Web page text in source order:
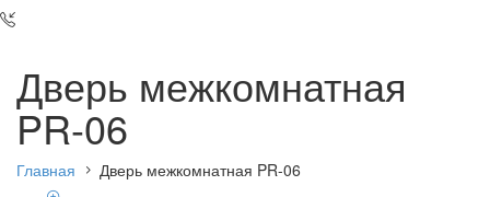
Дверь межкомнатная
PR-06
Главная Дверь межкомнатная PR-06